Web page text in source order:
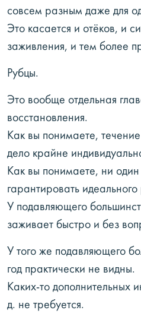
совсем разным даже для
Это касается и отёков, и
заживления, и тем более
Рубцы.
Это вообще отдельная
восстановления.
Как вы понимаете,
дело крайне
Как вы понимаете, ни
гарантировать
У подавляющего
заживает быстро и без
У того же подавляющего
год практически не видны.
Каких-то дополнительных
д. не требуется.